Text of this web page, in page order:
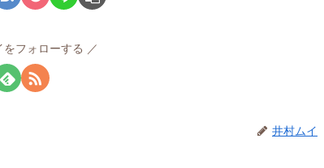
をフォローする
井村ムイ